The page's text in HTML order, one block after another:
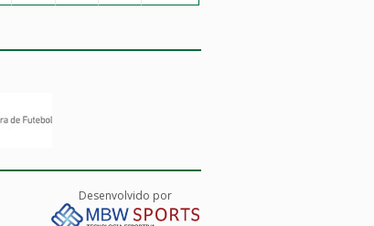
Desenvolvido por